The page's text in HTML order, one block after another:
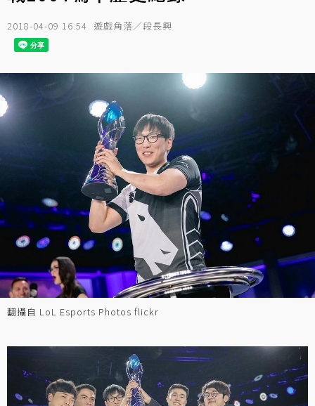
2018-04-09 16:54 遊戲角落／段長興
翻攝自 LoL Esports Photos flickr